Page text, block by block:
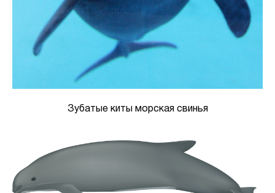
Зубатые киты морская свинья